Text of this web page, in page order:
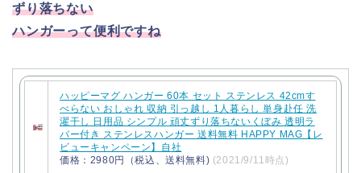
ずり落ちない
ハンガーって便利ですね
ハッピーマグ ハンガー 60本 セット ステンレス 42cmす
べらない おしゃれ 収納 引っ越し 1人暮らし 単身赴任 洗
濯干し 日用品 シンプル 頑丈ずり落ちないくぼみ 透明ラ
バー付き ステンレスハンガー 送料無料 HAPPY MAG【レ
ビューキャンペーン】自社
価格：2980円（税込、送料無料) (2021/9/11時点)